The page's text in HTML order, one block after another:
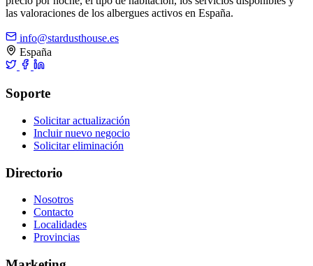
las valoraciones de los albergues activos en España.
info@stardusthouse.es
España
Soporte
Solicitar actualización
Incluir nuevo negocio
Solicitar eliminación
Directorio
Nosotros
Contacto
Localidades
Provincias